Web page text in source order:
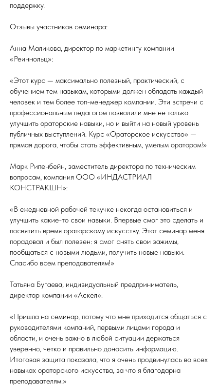
поддержку.
Отзывы участников семинара:
Анна Маликова, директор по маркетингу компании
«Реиннольц»:
«Этот курс — максимально полезный, практический, с
обучением тем навыкам, которыми должен обладать каждый
человек и тем более топ-менеджер компании. Эти встречи с
профессиональным педагогом позволили мне не только
улучшить ораторские навыки, но и выйти на новый уровень
публичных выступлений. Курс «Ораторское искусство» —
прямая дорога, чтобы стать эффективным, умелым оратором!»
Марк Рипенбейн, заместитель директора по техническим
вопросам, компания ООО «ИНДАСТРИАЛ
КОНСТРАКШН»:
«В ежедневной рабочей текучке некогда остановиться и
улучшить какие-то свои навыки. Впервые смог это сделать и
посвятить время ораторскому искусству. Этот семинар меня
порадовал и был полезен: я смог снять свои зажимы,
пообщаться с новыми людьми, получить новые навыки.
Спасибо всем преподавателям!»
Татьяна Бугаева, индивидуальный предприниматель,
директор компании «Аскел»:
«Пришла на семинар, потому что мне приходится общаться с
руководителями компаний, первыми лицами города и
области, и очень важно в любой ситуации держаться
уверенно, четко и правильно доносить информацию.
Итоговая защита показала, что я очень продвинулась во всех
навыках ораторского искусства, за что я благодарна
преподавателям.»